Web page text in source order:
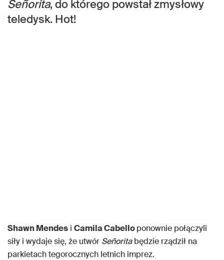
Señorita, do którego powstał zmysłowy
teledysk. Hot!
Shawn Mendes i Camila Cabelloponownie połączyli
siły i wydaje się, że utwór Señoritabędzie rządził na
parkietach tegorocznych letnich imprez.